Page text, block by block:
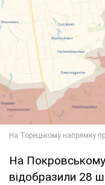
На
відобразили 28